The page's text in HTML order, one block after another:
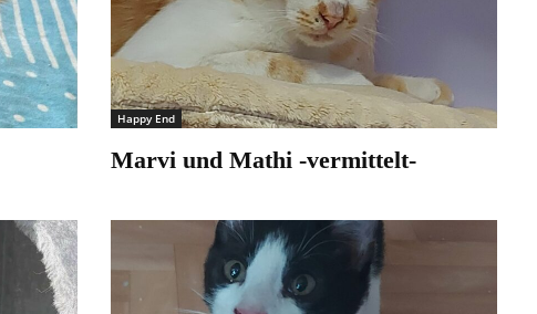
Happy End
Marvi und Mathi -vermittelt-